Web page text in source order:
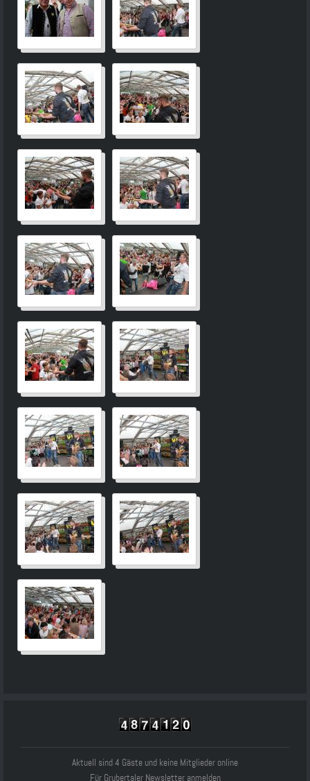
Aktuell sind 4 Gäste und keine Mitglieder online
Für Grubertaler Newsletter anmelden